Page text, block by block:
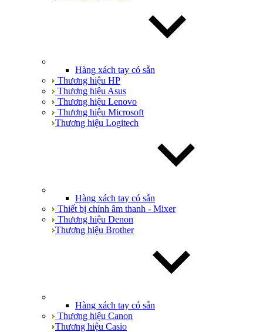
Hàng xách tay có sẵn
Thương hiệu HP
Thương hiệu Asus
Thương hiệu Lenovo
Thương hiệu Microsoft
Thương hiệu Logitech
Hàng xách tay có sẵn
Thiết bị chỉnh âm thanh - Mixer
Thương hiệu Denon
Thương hiệu Brother
Hàng xách tay có sẵn
Thương hiệu Canon
Thương hiệu Casio